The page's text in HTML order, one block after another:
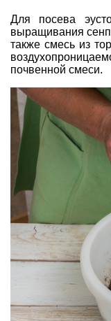
Для посева
выращивания
также смесь из
почвенной смеси.